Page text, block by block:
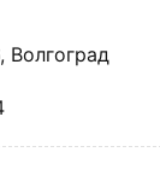
Волгоград